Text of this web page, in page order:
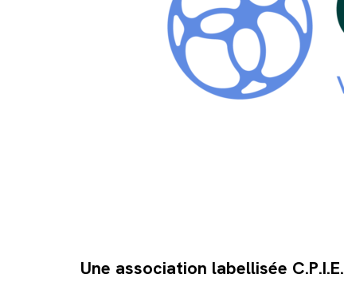
Une association labellisée C.P.I.E.